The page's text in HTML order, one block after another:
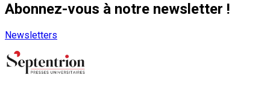
Abonnez-vous à notre newsletter !
Newsletters